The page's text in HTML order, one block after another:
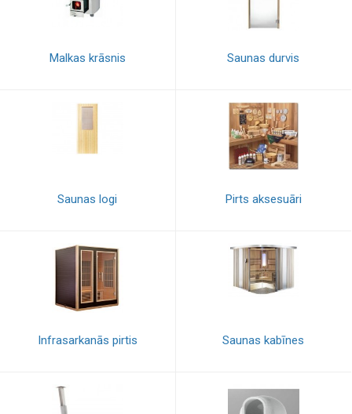
Malkas krāsnis Saunas durvis
Saunas logi Pirts aksesuāri
Infrasarkanās pirtis Saunas kabīnes